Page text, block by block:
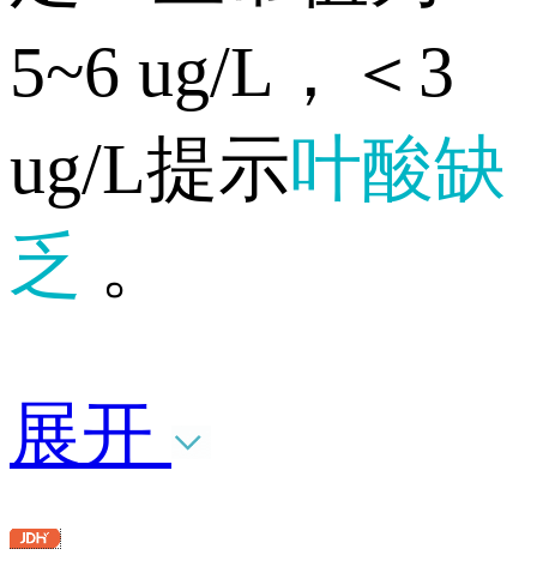
5~6 ug/L，＜3
ug/L提示叶酸缺
乏 。
展开